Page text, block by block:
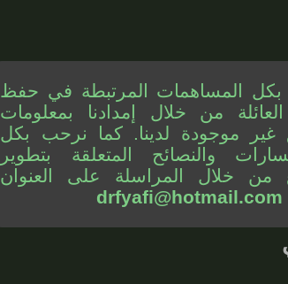
المساهمات المرتبطة في حفظ
من خلال إمدادنا بمعلومات
غير موجودة لدينا. كما نرحب بكل
والنصائح المتعلقة بتطوير
من خلال المراسلة على العنوان
drfyafi@hotmail.com